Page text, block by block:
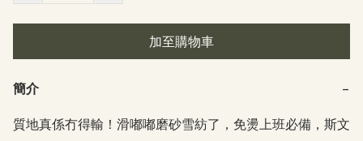
加至購物車
簡介 −
質地真係冇得輸！滑嘟嘟磨砂雪紡了，免燙上班必備，斯文